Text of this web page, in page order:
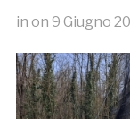
in on 9 Giugno